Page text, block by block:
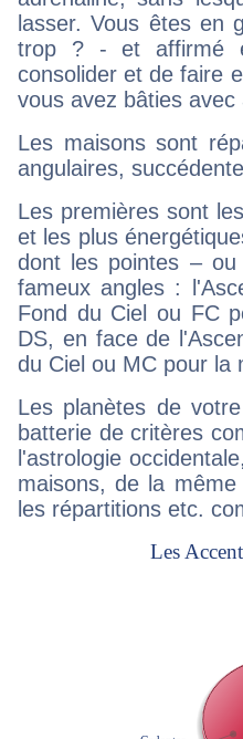
lasser. Vous êtes en
trop ? - et affirmé
consolider et de faire
vous avez bâties avec
Les maisons sont
angulaires,
Les premières sont
et les plus
dont les pointes –
fameux angles :
Fond du Ciel ou FC
DS, en face de
du Ciel ou MC pour la
Les planètes de
batterie de critères
l'astrologie
maisons, de la
les répartitions etc.